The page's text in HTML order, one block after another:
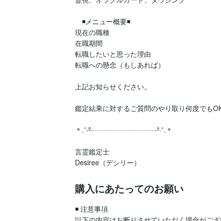
◾️メニュー概要◾️
現在の職種
在職期間
転職したいと思った理由
転職への懸念（もしあれば）
上記お知らせください。
鑑定結果に対するご質問のやり取り何度でも
＊.˚‧º‧┈┈┈┈┈┈┈┈┈‧º·˚.＊
言霊鑑定士
Desiree（デシリー）
購入にあたってのお願い
◾️ 注意事項